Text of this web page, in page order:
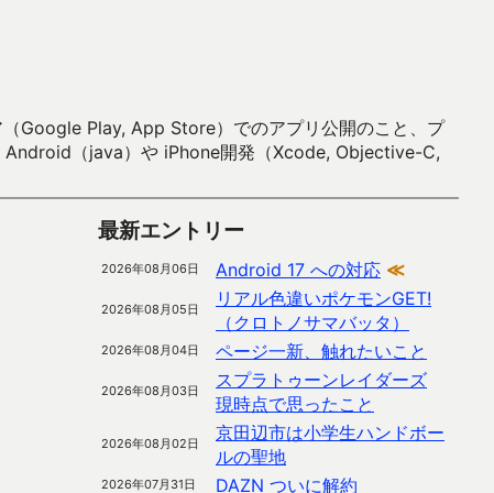
Google Play, App Store）でのアプリ公開のこと、プ
Android（java）や iPhone開発（Xcode, Objective-C,
最新エントリー
2026年08月06日 Android 17 への対応 ≪
2026年08月05日
リアル色違いポケモンGET!
（クロトノサマバッタ）
2026年08月04日 ページ一新、触れたいこと
2026年08月03日
スプラトゥーンレイダーズ
現時点で思ったこと
2026年08月02日
京田辺市は小学生ハンドボー
ルの聖地
2026年07月31日
DAZN ついに解約